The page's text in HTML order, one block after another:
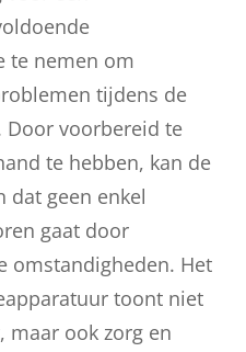
te nemen om
tijdens de
voorbereid te
te hebben, kan de
dat geen enkel
gaat door
omstandigheden. Het
toont niet
ook zorg en